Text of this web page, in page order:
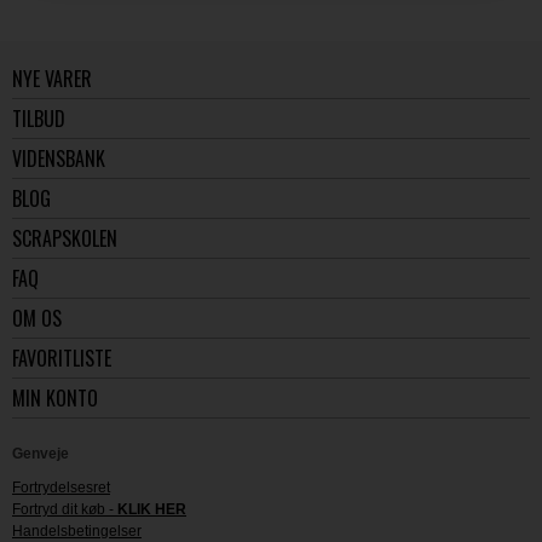
NYE VARER
TILBUD
VIDENSBANK
BLOG
SCRAPSKOLEN
FAQ
OM OS
FAVORITLISTE
MIN KONTO
Genveje
Fortrydelsesret
Fortryd dit køb - KLIK HER
Handelsbetingelser